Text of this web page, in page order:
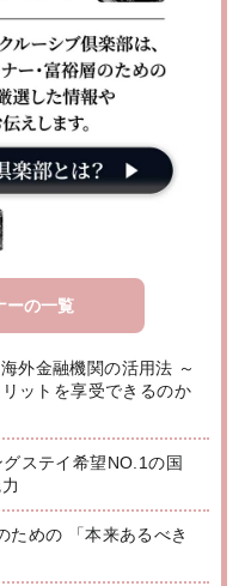
ーの一覧
外金融機関の活用法 ～
ットを享受できるのか
ステイ希望NO.1の国
ための 「本来あるべき